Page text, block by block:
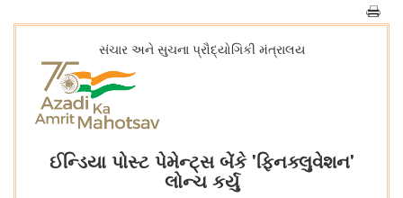
સંચાર અને સુચના પ્રૌદ્યોગિકી મંત્રાલય
ઈન્ડિયા પોસ્ટ પેમેન્ટ્સ બેંકે 'ફિનક્લુવેશન'
લોન્ચ કર્યુ